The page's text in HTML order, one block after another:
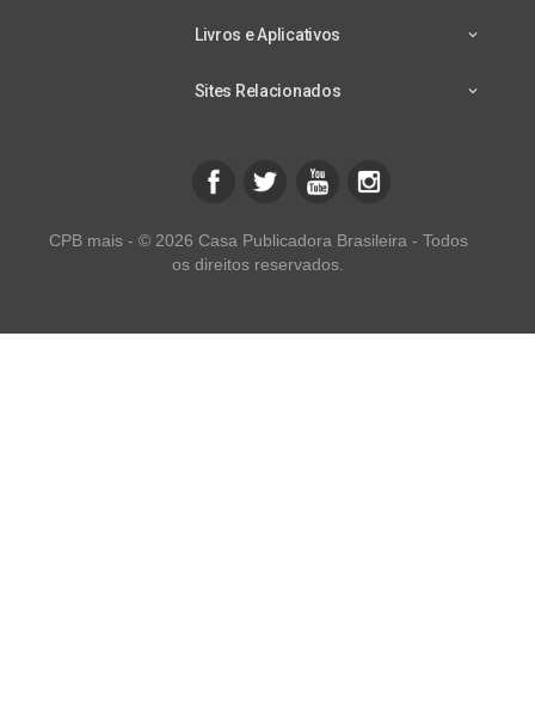
Livros e Aplicativos
Sites Relacionados
CPB mais - © 2026 Casa Publicadora Brasileira - Todos
os direitos reservados.